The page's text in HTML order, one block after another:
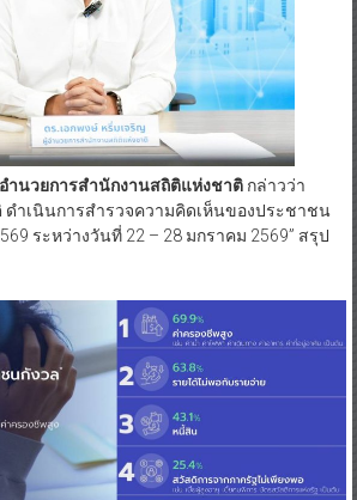
ำนวยการสำนักงานสถิติแห่งชาติกล่าวว่า
ดำเนินการสำรวจความคิดเห็นของประชาชน
ระหว่างวันที่ 22 – 28 มกราคม 2569” สรุป